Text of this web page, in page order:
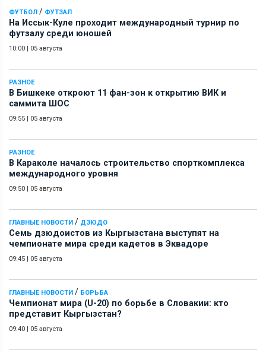
ФУТБОЛ / ФУТЗАЛ
На Иссык-Куле проходит международный турнир по
футзалу среди юношей
10:00 | 05 августа
РАЗНОЕ
В Бишкеке откроют 11 фан-зон к открытию ВИК и
саммита ШОС
09:55 | 05 августа
РАЗНОЕ
В Караколе началось строительство спорткомплекса
международного уровня
09:50 | 05 августа
ГЛАВНЫЕ НОВОСТИ / ДЗЮДО
Семь дзюдоистов из Кыргызстана выступят на
чемпионате мира среди кадетов в Эквадоре
09:45 | 05 августа
ГЛАВНЫЕ НОВОСТИ / БОРЬБА
Чемпионат мира (U-20) по борьбе в Словакии: кто
представит Кыргызстан?
09:40 | 05 августа